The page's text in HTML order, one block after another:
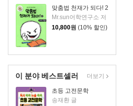
맞춤법 천재가 되다! 2
Mr.sun어학연구소 저
10,800원 (10% 할인)
이 분야 베스트셀러
초등 고전문학
송재환 글
더보기